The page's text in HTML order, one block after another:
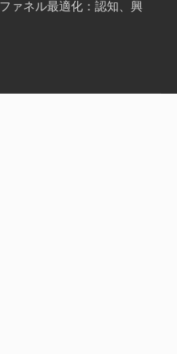
ァネル最適化：認知、興